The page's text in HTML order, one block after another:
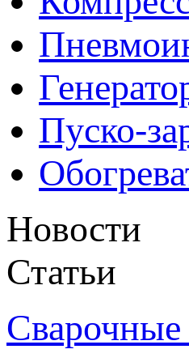
Пуско-
Новости
Статьи